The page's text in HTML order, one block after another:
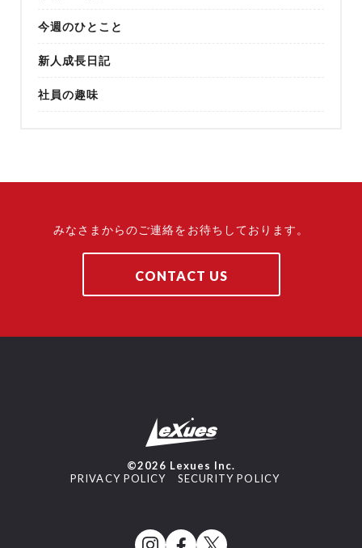
今週のひとこと
新人成長日記
社員の趣味
みなさまからのご連絡をお待ちしております。
CONTACT US
©2026 Lexues Inc.
PRIVACY POLICY
SECURITY POLICY